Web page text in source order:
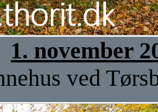
1. november
ved